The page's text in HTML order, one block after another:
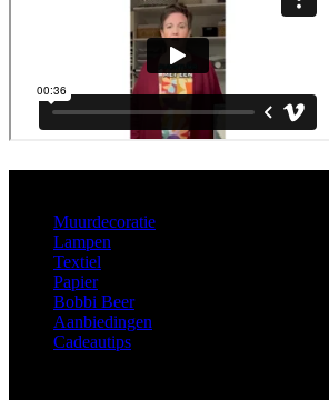
Muurdecoratie
Lampen
Textiel
Papier
Bobbi Beer
Aanbiedingen
Cadeautips